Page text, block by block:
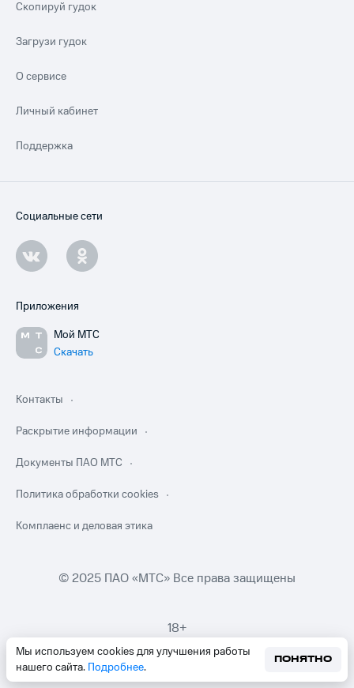
Мы используем cookies для улучшения работы
нашего сайта. Подробнее.
ПОНЯТНО
Скопируй гудок
Загрузи гудок
О сервисе
Личный кабинет
Поддержка
Социальные сети
Приложения
Мой МТС
Скачать
Контакты
Раскрытие информации
Документы ПАО МТС
Политика обработки cookies
Комплаенс и деловая этика
© 2025 ПАО «МТС» Все права защищены
18+